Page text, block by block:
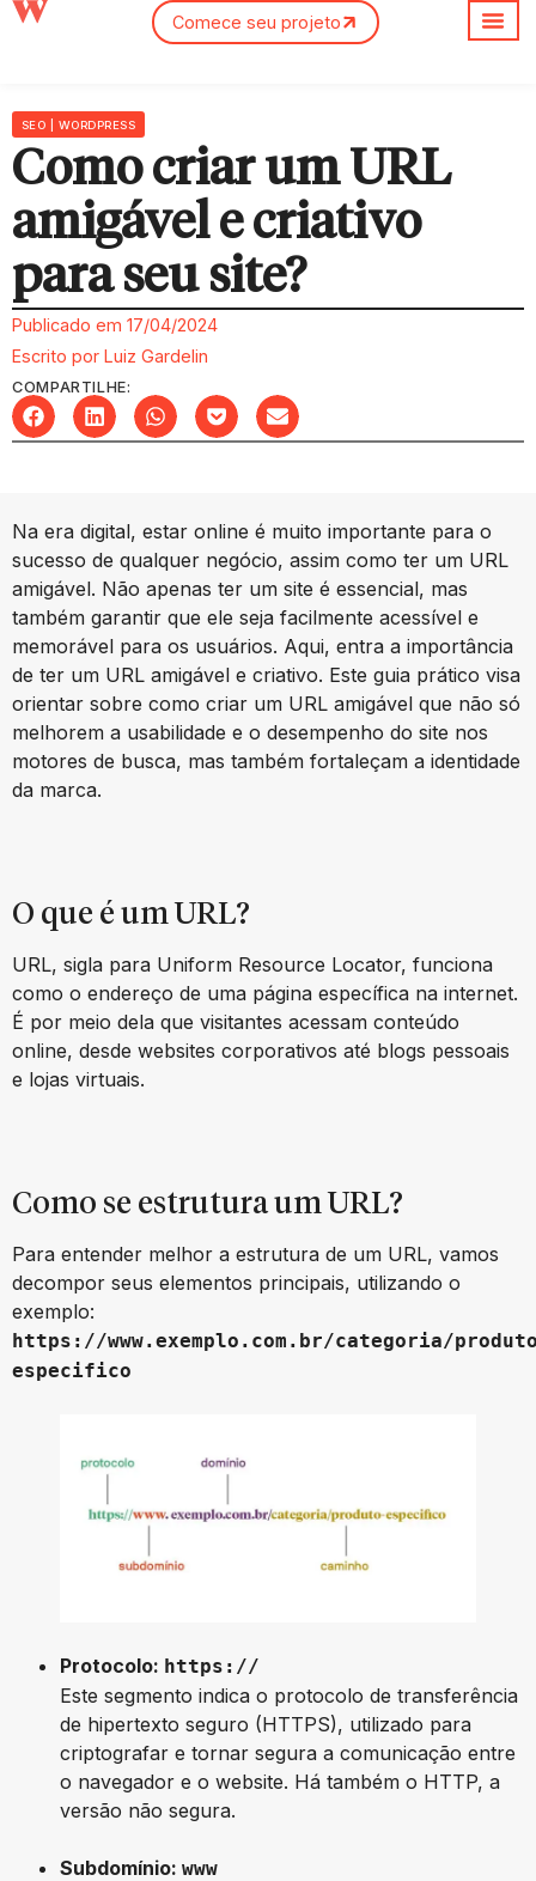
Comece seu projeto
SEO WORDPRESS
Como criar um URL
amigável e criativo
para seu site?
Publicado em 17/04/2024
Escrito por Luiz Gardelin
COMPARTILHE:
Na era digital, estar online é muito importante para o
sucesso de qualquer negócio, assim como ter um URL
amigável. Não apenas ter um site é essencial, mas
também garantir que ele seja facilmente acessível e
memorável para os usuários. Aqui, entra a importância
de ter um URL amigável e criativo. Este guia prático visa
orientar sobre como criar um URL amigável que não só
melhorem a usabilidade e o desempenho do site nos
motores de busca, mas também fortaleçam a identidade
da marca.
O que é um URL?
URL, sigla para Uniform Resource Locator, funciona
como o endereço de uma página específica na internet.
É por meio dela que visitantes acessam conteúdo
online, desde websites corporativos até blogs pessoais
e lojas virtuais.
Como se estrutura um URL?
Para entender melhor a estrutura de um URL, vamos
decompor seus elementos principais, utilizando o
exemplo:
https://www.exemplo.com.br/categoria/
especifico
Protocolo: https://
Este segmento indica o protocolo de transferência
de hipertexto seguro (HTTPS), utilizado para
criptografar e tornar segura a comunicação entre
o navegador e o website. Há também o HTTP, a
versão não segura.
Subdomínio: www